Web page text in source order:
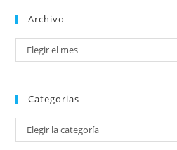
Archivo
Elegir el mes
Categorias
Elegir la categoría